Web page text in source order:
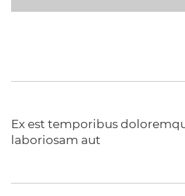
Ex est temporibus
laboriosam aut